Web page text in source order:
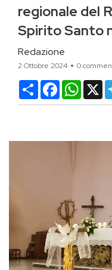
regionale del
Spirito Santo
Redazione
2 Ottobre 2024 0
CondividiFacebookX